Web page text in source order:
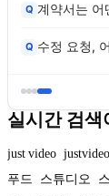
Q 왜 우리 프
Q 외주 관리,
실시간 검색
just video justvideo
푸드
스튜디오